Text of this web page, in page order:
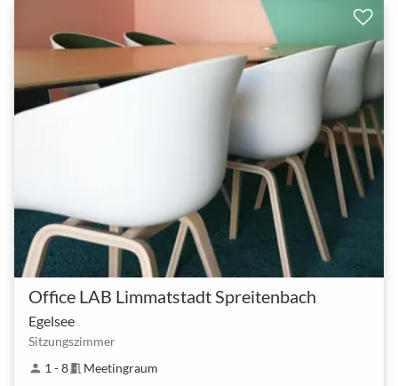
Office LAB Limmatstadt Spreitenbach
Egelsee
Sitzungszimmer
person 1 - 8meeting_room Meetingraum